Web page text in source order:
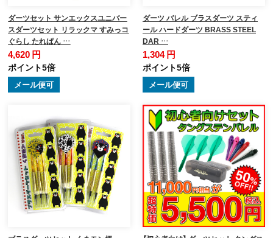
ダーツセット サンエックスユニバー
スダーツセット リラックマ すみっコ
ぐらし たれぱん …
4,620 円
ポイント5倍
メール便可
ダーツ バレル ブラスダーツ スティ
ール ハードダーツ BRASS STEEL
DAR …
1,304 円
ポイント5倍
メール便可